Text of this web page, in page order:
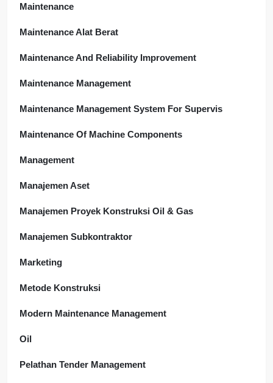
Maintenance
Maintenance Alat Berat
Maintenance And Reliability Improvement
Maintenance Management
Maintenance Management System For Supervis
Maintenance Of Machine Components
Management
Manajemen Aset
Manajemen Proyek Konstruksi Oil & Gas
Manajemen Subkontraktor
Marketing
Metode Konstruksi
Modern Maintenance Management
Oil
Pelathan Tender Management